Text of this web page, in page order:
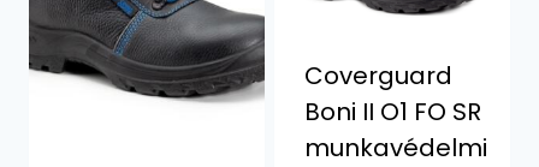
Coverguard
Boni II O1 FO SR
munkavédelmi